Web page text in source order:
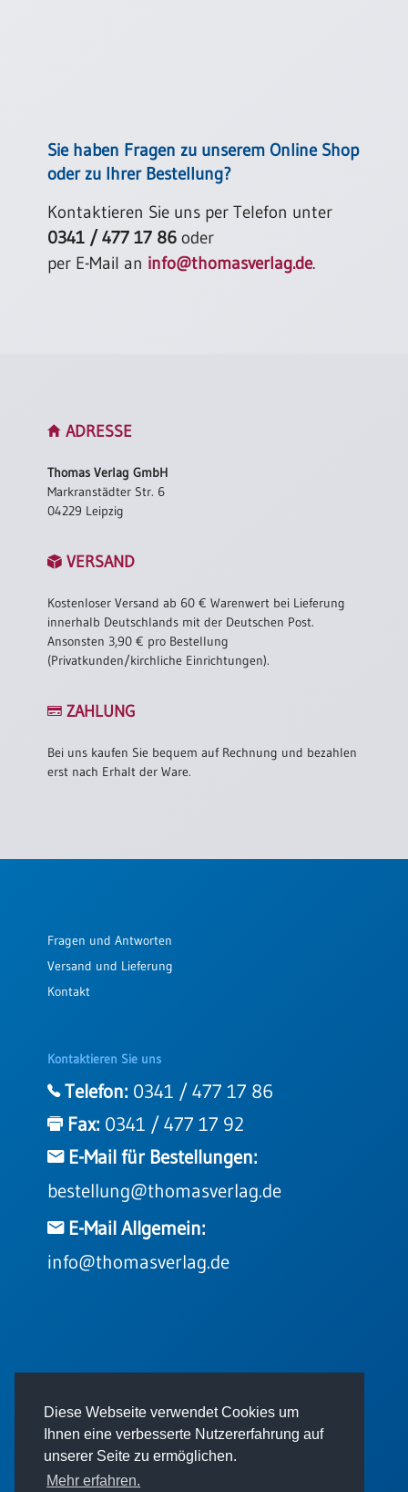
Diese Webseite verwendet Cookies um
Ihnen eine verbesserte Nutzererfahrung auf
unserer Seite zu ermöglichen.
Mehr erfahren.
Sie haben Fragen zu unserem Online Shop
oder zu Ihrer Bestellung?
Kontaktieren Sie uns per Telefon unter
0341 / 477 17 86 oder
per E-Mail an info@thomasverlag.de.
ADRESSE
Thomas Verlag GmbH
Markranstädter Str. 6
04229 Leipzig
VERSAND
Kostenloser Versand ab 60 € Warenwert bei Lieferung
innerhalb Deutschlands mit der Deutschen Post.
Ansonsten 3,90 € pro Bestellung
(Privatkunden/kirchliche Einrichtungen).
ZAHLUNG
Bei uns kaufen Sie bequem auf Rechnung und bezahlen
erst nach Erhalt der Ware.
Fragen und Antworten
Versand und Lieferung
Kontakt
Kontaktieren Sie uns
Telefon: 0341 / 477 17 86
Fax: 0341 / 477 17 92
E-Mail für Bestellungen:
bestellung@thomasverlag.de
E-Mail Allgemein:
info@thomasverlag.de